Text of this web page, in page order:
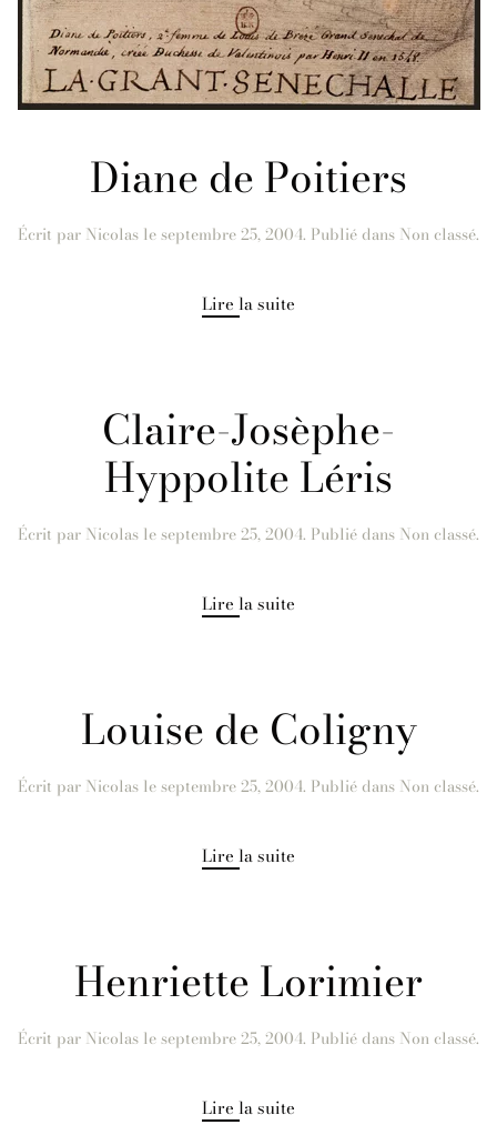
Diane de Poitiers
Écrit par Nicolas leseptembre 25, 2004. Publié dans Non classé.
Lire la suite
Claire-Josèphe-
Hyppolite Léris
Écrit par Nicolas leseptembre 25, 2004. Publié dans Non classé.
Lire la suite
Louise de Coligny
Écrit par Nicolas leseptembre 25, 2004. Publié dans Non classé.
Lire la suite
Henriette Lorimier
Écrit par Nicolas leseptembre 25, 2004. Publié dans Non classé.
Lire la suite